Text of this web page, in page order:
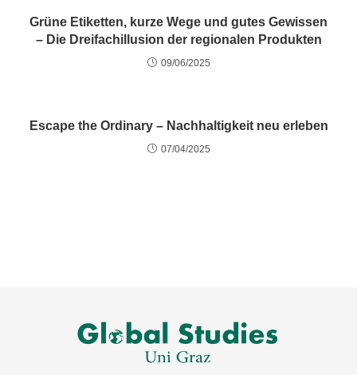
Grüne Etiketten, kurze Wege und gutes Gewissen
– Die Dreifachillusion der regionalen Produkten
09/06/2025
Escape the Ordinary – Nachhaltigkeit neu erleben
07/04/2025